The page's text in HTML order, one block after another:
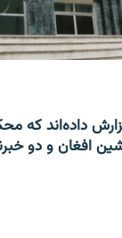
داده‌اند که
افغان و دو